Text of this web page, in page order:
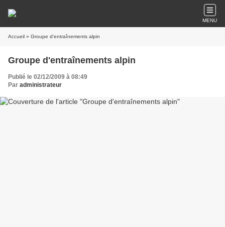
MENU
Accueil » Groupe d'entraînements alpin
Groupe d'entraînements alpin
Publié le 02/12/2009 à 08:49
Par administrateur